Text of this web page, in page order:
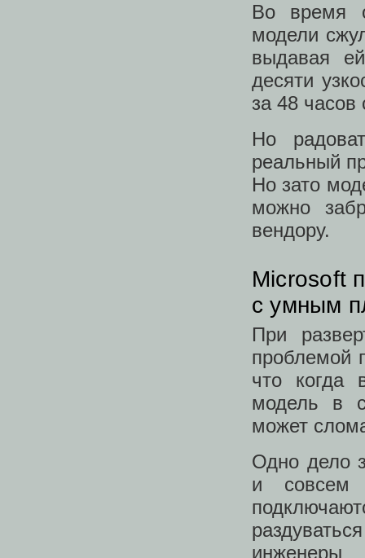
Во время
модели
выдавая
десяти
за 48
Но
реальный
Но зато
можно
вендору.
Microsoft
с умным
При
проблемой
что когда
модель в
может
Одно дело
и совсем
инженеры